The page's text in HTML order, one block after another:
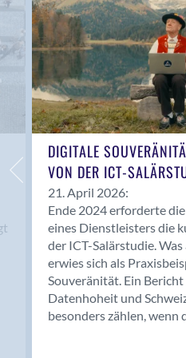
Brütten
Bubendorf
Bubikon
Buchs (SG)
Burgdorf
Bäretswil
Bülach
Cazis
Cham
Chur
Crissier
Davos Platz
Dierikon
Dietikon
DIGITALE
VON DER ICT-
21. April 2026:
Ende 2024 erforderte
eines Dienstleisters die
der ICT-Salärstudie.
erwies sich als
Souveränität. Ein
Datenhoheit und
besonders zählen, wenn